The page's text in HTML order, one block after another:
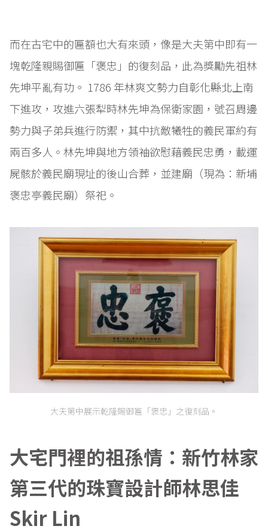
而在古宅中的匾額也大有來頭，像是大夫第中即有一
塊乾隆親賜御匾「褒忠」的復刻品，此為獎勵先祖林
先坤平亂有功。 1786 年林爽文勢力自彰化縣北上南
下進攻，攻進六張犁時林先坤為保衛家園，號召周邊
勢力與子弟兵進行防禦，其中抗敵犧牲的義民軍約有
兩百多人。林先坤與地方領袖欲慰藉義民忠勇，載運
屍骸於義民廟現址的後山合葬，並建廟（現為：新埔
褒忠亭義民廟）祭祀。
大夫第中展示乾隆賜御匾「褒忠」之復刻品。
大宅門裡的祖孫情：新竹林家
第三代的珠寶設計師林思佳
Skir Lin